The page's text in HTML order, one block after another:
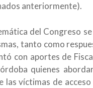
anteriormente).
del Congreso
tanto como
con aportes de
quienes
las víctimas de